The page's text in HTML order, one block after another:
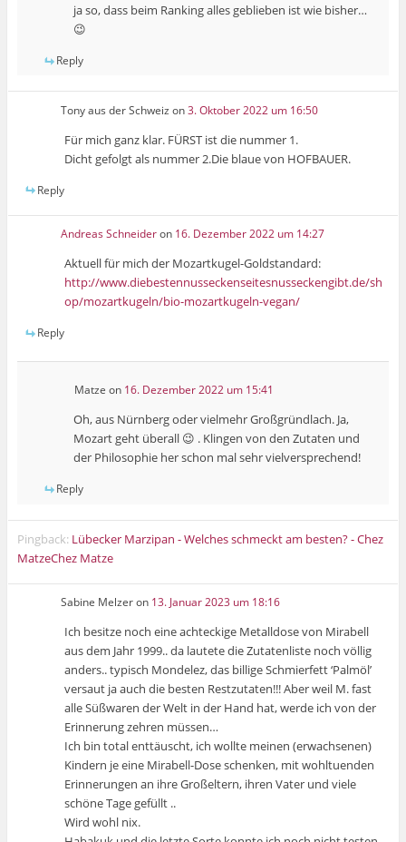
ja so, dass beim Ranking alles geblieben ist wie bisher…
😉
Reply
Tony aus der Schweiz on3. Oktober 2022 um 16:50
Für mich ganz klar. FÜRST ist die nummer 1.
Dicht gefolgt als nummer 2.Die blaue von HOFBAUER.
Reply
Andreas Schneideron 16. Dezember 2022 um 14:27
Aktuell für mich der Mozartkugel-Goldstandard:
http://www.diebestennusseckenseitesnusseckengibt.de/sh
op/mozartkugeln/bio-mozartkugeln-vegan/
Reply
Matze on 16. Dezember 2022 um 15:41
Oh, aus Nürnberg oder vielmehr Großgründlach. Ja,
Mozart geht überall 😉 . Klingen von den Zutaten und
der Philosophie her schon mal sehr vielversprechend!
Reply
Pingback: Lübecker Marzipan - Welches schmeckt am besten? - Chez
MatzeChez Matze
Sabine Melzeron 13. Januar 2023 um 18:16
Ich besitze noch eine achteckige Metalldose von Mirabell
aus dem Jahr 1999.. da lautete die Zutatenliste noch völlig
anders.. typisch Mondelez, das billige Schmierfett ‘Palmöl’
versaut ja auch die besten Restzutaten!!! Aber weil M. fast
alle Süßwaren der Welt in der Hand hat, werde ich von der
Erinnerung zehren müssen…
Ich bin total enttäuscht, ich wollte meinen (erwachsenen)
Kindern je eine Mirabell-Dose schenken, mit wohltuenden
Erinnerungen an ihre Großeltern, ihren Vater und viele
schöne Tage gefüllt ..
Wird wohl nix.